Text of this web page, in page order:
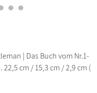
| Das Buch vom Nr.1-
cm / 15,3 cm / 2,9 cm (